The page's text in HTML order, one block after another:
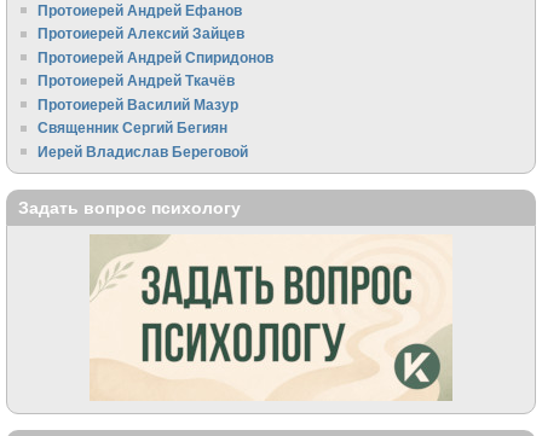
Протоиерей Андрей Ефанов
Протоиерей Алексий Зайцев
Протоиерей Андрей Спиридонов
Протоиерей Андрей Ткачёв
Протоиерей Василий Мазур
Священник Сергий Бегиян
Иерей Владислав Береговой
Задать вопрос психологу